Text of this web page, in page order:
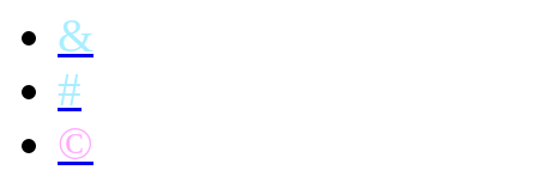
&
#
©